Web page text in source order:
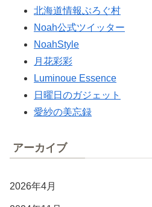
北海道情報ぶろぐ村
Noah公式ツイッター
NoahStyle
月花彩彩
Luminoue Essence
日曜日のガジェット
愛紗の美忘録
アーカイブ
2026年4月